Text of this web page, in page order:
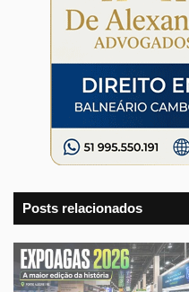
Posts relacionados